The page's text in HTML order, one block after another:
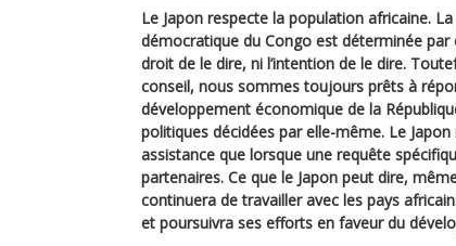
Le Japon respecte la population africaine.
démocratique du Congo est déterminée par
droit de le dire, ni l’intention de le dire.
conseil, nous sommes toujours prêts à
développement économique de la
politiques décidées par elle-même. Le
assistance que lorsque une requête
partenaires. Ce que le Japon peut dire,
continuera de travailler avec les pays
et poursuivra ses efforts en faveur du